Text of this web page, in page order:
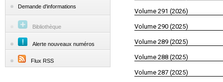
Demande d'informations
Bibliothèque
Alerte nouveaux numéros
Flux RSS
Volume 291 (2026)
Volume 290 (2025)
Volume 289 (2025)
Volume 288 (2025)
Volume 287 (2025)